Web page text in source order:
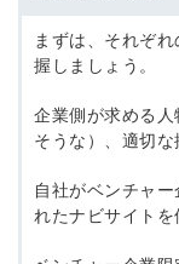
まずは、それぞ
握しましょう。
企業側が求める
そうな）、適切な
自社がベンチャ
れたナビサイトを